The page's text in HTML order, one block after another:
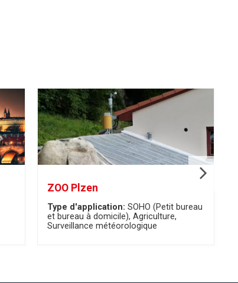
ZOO Plzen
Type d'application: SOHO (Petit bureau
et bureau à domicile) Agriculture
Surveillance météorologique